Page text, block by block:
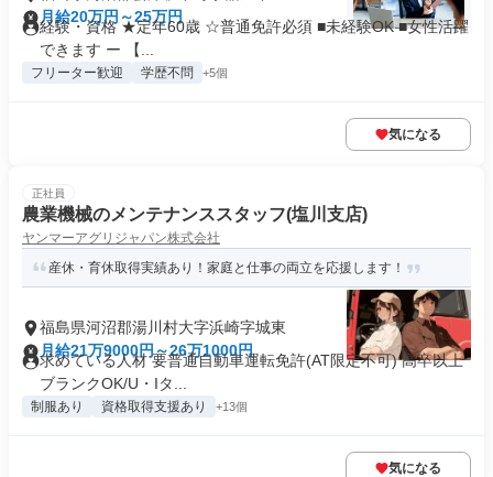
月給20万円～25万円
経験・資格 ★定年60歳 ☆普通免許必須 ■未経験OK ■女性活躍
できます ー 【...
フリーター歓迎 学歴不問 +5個
気になる
正社員
農業機械のメンテナンススタッフ(塩川支店)
ヤンマーアグリジャパン株式会社
産休・育休取得実績あり！家庭と仕事の両立を応援します！
福島県河沼郡湯川村大字浜崎字城東
月給21万9000円～26万1000円
求めている人材 要普通自動車運転免許(AT限定不可) 高卒以上
ブランクOK/U・Iタ...
制服あり 資格取得支援あり +13個
気になる